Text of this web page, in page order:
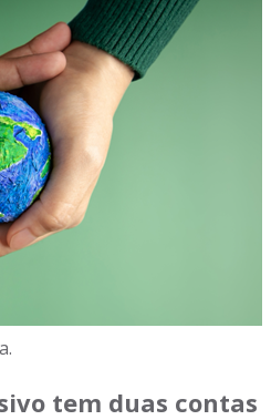
tem duas contas